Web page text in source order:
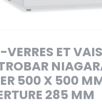
VERRES ET
500 X 500
285 MM